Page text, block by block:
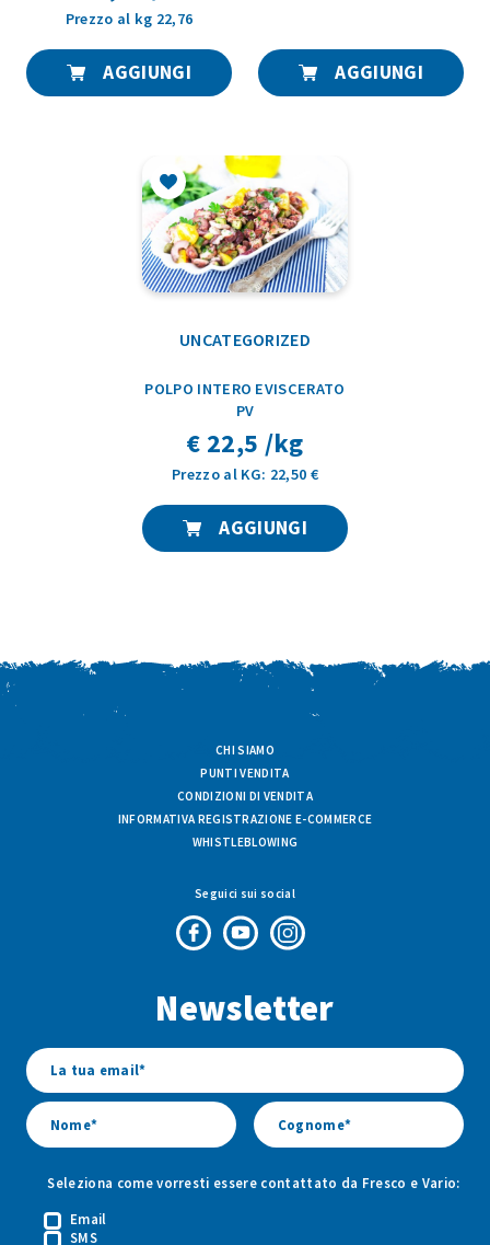
Prezzo al kg 22,76
AGGIUNGI AGGIUNGI
UNCATEGORIZED
POLPO INTERO EVISCERATO
PV
€ 22,5 /kg
Prezzo al KG: 22,50 €
AGGIUNGI
CHI SIAMO
PUNTI VENDITA
CONDIZIONI DI VENDITA
INFORMATIVA REGISTRAZIONE E-COMMERCE
WHISTLEBLOWING
Seguici sui social
di
di
di
Newsletter
Seleziona come vorresti essere contattato da Fresco e Vario:
Email
SMS